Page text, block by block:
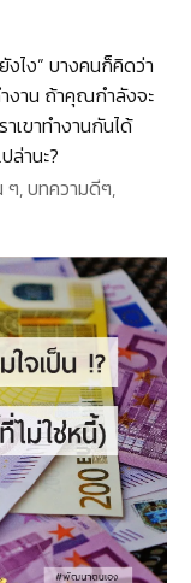
งไง” บางคนก็คิดว่า
ำงาน ถ้าคุณกำลังจะ
เขาทำงานกันได้
ล่านะ?
ๆ,บทความดีๆ,